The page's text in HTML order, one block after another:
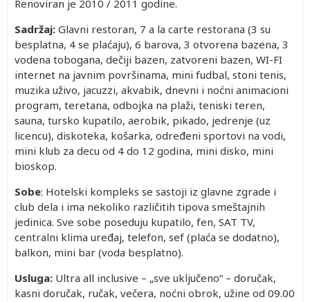
Renoviran je 2010 / 2011 godine.
Sadržaj: Glavni restoran, 7 a la carte restorana (3 su
besplatna, 4 se plaćaju), 6 barova, 3 otvorena bazena, 3
vodena tobogana, dečiji bazen, zatvoreni bazen, WI-FI
internet na javnim površinama, mini fudbal, stoni tenis,
muzika uživo, jacuzzi, akvabik, dnevni i noćni animacioni
program, teretana, odbojka na plaži, teniski teren,
sauna, tursko kupatilo, aerobik, pikado, jedrenje (uz
licencu), diskoteka, košarka, određeni sportovi na vodi,
mini klub za decu od 4 do 12 godina, mini disko, mini
bioskop.
Sobe: Hotelski kompleks se sastoji iz glavne zgrade i
club dela i ima nekoliko različitih tipova smeštajnih
jedinica. Sve sobe poseduju kupatilo, fen, SAT TV,
centralni klima uređaj, telefon, sef (plaća se dodatno),
balkon, mini bar (voda besplatno).
Usluga: Ultra all inclusive – „sve uključeno“ – doručak,
kasni doručak, ručak, večera, noćni obrok, užine od 09.00